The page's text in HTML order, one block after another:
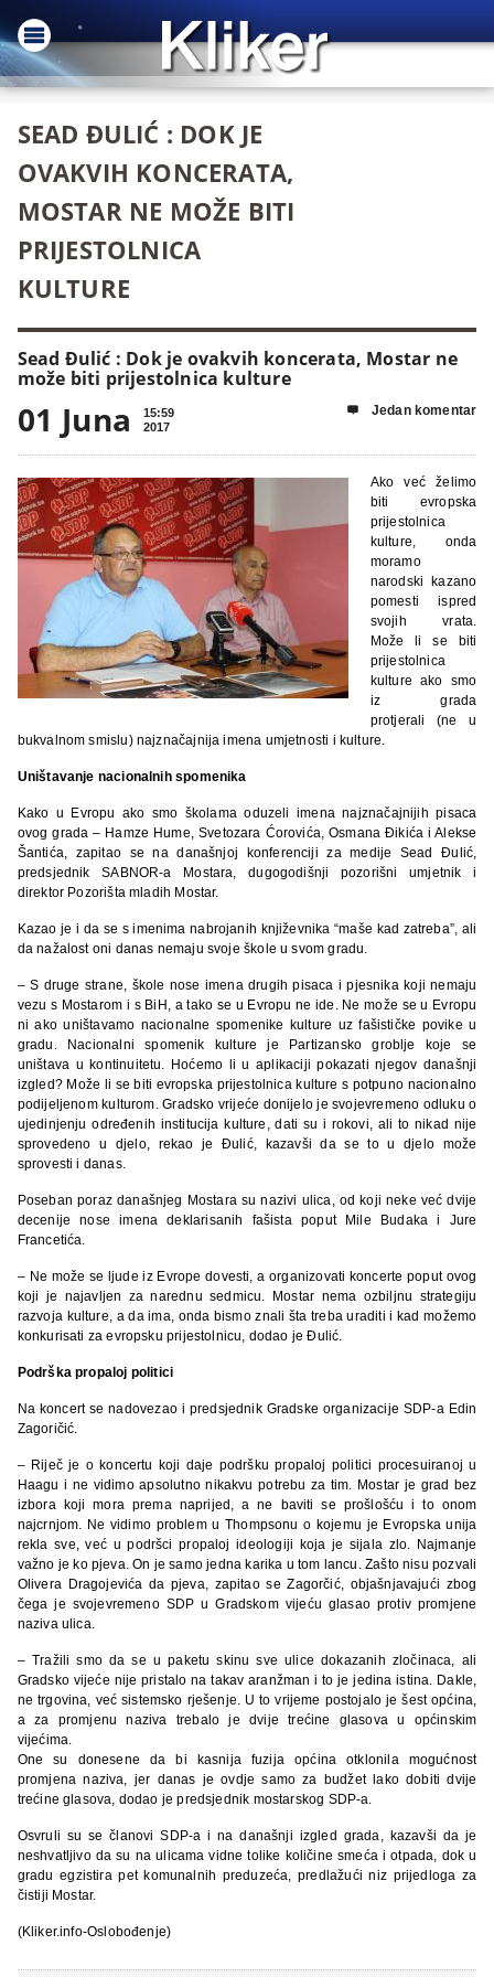
SEAD ĐULIĆ : DOK JE
OVAKVIH KONCERATA,
MOSTAR NE MOŽE BITI
PRIJESTOLNICA
KULTURE
Sead Đulić : Dok je ovakvih koncerata, Mostar ne
može biti prijestolnica kulture
01 Juna
15:59
2017
 Jedan komentar
Ako već želimo
biti evropska
prijestolnica
kulture, onda
moramo
narodski kazano
pomesti ispred
svojih vrata.
Može li se biti
prijestolnica
kulture ako smo
iz grada
protjerali (ne u
bukvalnom smislu) najznačajnija imena umjetnosti i kulture.
Uništavanje nacionalnih spomenika
Kako u Evropu ako smo školama oduzeli imena najznačajnijih pisaca
ovog grada – Hamze Hume, Svetozara Ćorovića, Osmana Đikića i Alekse
Šantića, zapitao se na današnjoj konferenciji za medije Sead Đulić,
predsjednik SABNOR-a Mostara, dugogodišnji pozorišni umjetnik i
direktor Pozorišta mladih Mostar.
Kazao je i da se s imenima nabrojanih književnika “maše kad zatreba”, ali
da nažalost oni danas nemaju svoje škole u svom gradu.
– S druge strane, škole nose imena drugih pisaca i pjesnika koji nemaju
vezu s Mostarom i s BiH, a tako se u Evropu ne ide. Ne može se u Evropu
ni ako uništavamo nacionalne spomenike kulture uz fašističke povike u
gradu. Nacionalni spomenik kulture je Partizansko groblje koje se
uništava u kontinuitetu. Hoćemo li u aplikaciji pokazati njegov današnji
izgled? Može li se biti evropska prijestolnica kulture s potpuno nacionalno
podijeljenom kulturom. Gradsko vrijeće donijelo je svojevremeno odluku o
ujedinjenju određenih institucija kulture, dati su i rokovi, ali to nikad nije
sprovedeno u djelo, rekao je Đulić, kazavši da se to u djelo može
sprovesti i danas.
Poseban poraz današnjeg Mostara su nazivi ulica, od koji neke već dvije
decenije nose imena deklarisanih fašista poput Mile Budaka i Jure
Francetića.
– Ne može se ljude iz Evrope dovesti, a organizovati koncerte poput ovog
koji je najavljen za narednu sedmicu. Mostar nema ozbiljnu strategiju
razvoja kulture, a da ima, onda bismo znali šta treba uraditi i kad možemo
konkurisati za evropsku prijestolnicu, dodao je Đulić.
Podrška propaloj politici
Na koncert se nadovezao i predsjednik Gradske organizacije SDP-a Edin
Zagoričić.
– Riječ je o koncertu koji daje podršku propaloj politici procesuiranoj u
Haagu i ne vidimo apsolutno nikakvu potrebu za tim. Mostar je grad bez
izbora koji mora prema naprijed, a ne baviti se prošlošću i to onom
najcrnjom. Ne vidimo problem u Thompsonu o kojemu je Evropska unija
rekla sve, već u podršci propaloj ideologiji koja je sijala zlo. Najmanje
važno je ko pjeva. On je samo jedna karika u tom lancu. Zašto nisu pozvali
Olivera Dragojevića da pjeva, zapitao se Zagorčić, objašnjavajući zbog
čega je svojevremeno SDP u Gradskom vijeću glasao protiv promjene
naziva ulica.
– Tražili smo da se u paketu skinu sve ulice dokazanih zločinaca, ali
Gradsko vijeće nije pristalo na takav aranžman i to je jedina istina. Dakle,
ne trgovina, već sistemsko rješenje. U to vrijeme postojalo je šest općina,
a za promjenu naziva trebalo je dvije trećine glasova u općinskim
vijećima.
One su donesene da bi kasnija fuzija općina otklonila mogućnost
promjena naziva, jer danas je ovdje samo za budžet lako dobiti dvije
trećine glasova, dodao je predsjednik mostarskog SDP-a.
Osvruli su se članovi SDP-a i na današnji izgled grada, kazavši da je
neshvatljivo da su na ulicama vidne tolike količine smeća i otpada, dok u
gradu egzistira pet komunalnih preduzeća, predlažući niz prijedloga za
čistiji Mostar.
(Kliker.info-Oslobođenje)